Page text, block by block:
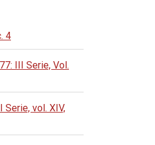
4
III Serie, Vol.
Serie, vol. XIV,